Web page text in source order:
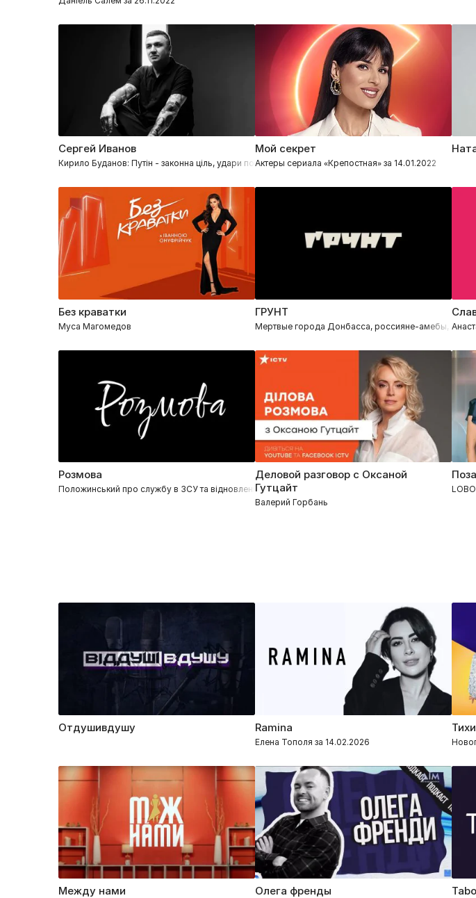
Сергей Иванов
Кирило Буданов: Путін - законна ціль, удари по Кремлю, вплив Пригожина, ліквідація воєнних
Мой секрет
Актеры сериала «Крепостная» за 14.01.2022
Без краватки
Муса Магомедов
ГРУНТ
Мертвые города Донбасса, россияне-амебы, новая
Розмова
Положинський про службу в ЗСУ та відновлення Тартака за 16.06.2023
Деловой разговор с Оксаной
Гутцайт
Валерий Горбань
Отдушивдушу Ramina
Елена Тополя за 14.02.2026
Между нами Олега френды